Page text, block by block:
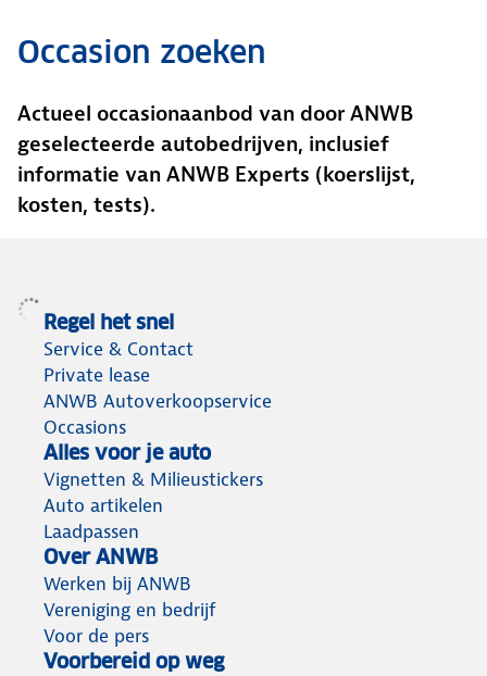
Occasion zoeken
Actueel occasionaanbod van door ANWB
geselecteerde autobedrijven, inclusief
informatie van ANWB Experts (koerslijst,
kosten, tests).
Regel het snel
Service & Contact
Private lease
ANWB Autoverkoopservice
Occasions
Alles voor je auto
Vignetten & Milieustickers
Auto artikelen
Laadpassen
Over ANWB
Werken bij ANWB
Vereniging en bedrijf
Voor de pers
Voorbereid op weg